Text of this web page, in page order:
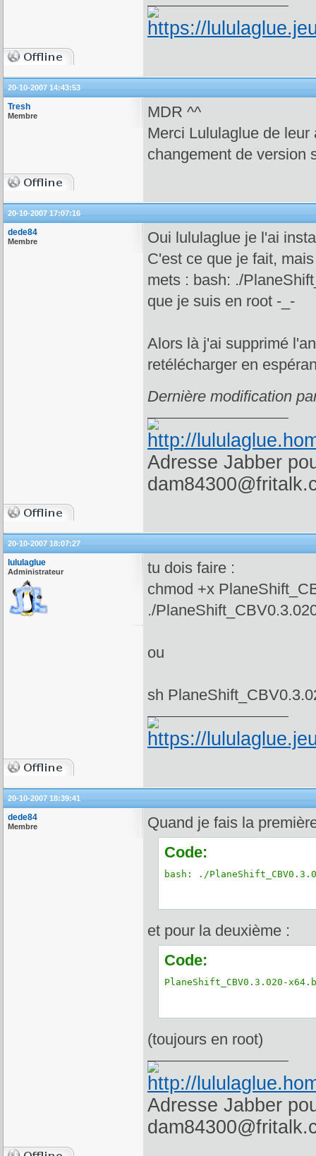
20-10-2007 14:43:53
Tresh
Membre
MDR ^^
Merci Lululaglue de
changement de version
20-10-2007 17:07:16
dede84
Membre
Oui lululaglue je l'ai
C'est ce que je fait,
mets : bash: ./
que je suis en root -_-
Alors là j'ai supprimé
retélécharger en
Dernière modification
Adresse Jabber
20-10-2007 18:07:27
lululaglue
Administrateur
tu dois faire :
chmod +x
./
ou
sh
20-10-2007 18:39:41
dede84
Membre
Quand je fais la
Code:
bash: ./
et pour la deuxième :
Code:
PlaneShift_CBV0.3.020-
(toujours en root)
Adresse Jabber